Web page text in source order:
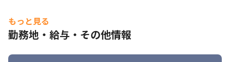
・SLAなどを含む契約内容の調整および交渉
変更の範囲：会社が指定した業務
■案件事例
もっと見る
勤務地・給与・その他情報